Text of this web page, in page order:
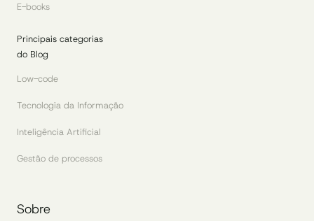
E-books
Principais categorias
do Blog
Low-code
Tecnologia da Informação
Inteligência Artificial
Gestão de processos
Sobre